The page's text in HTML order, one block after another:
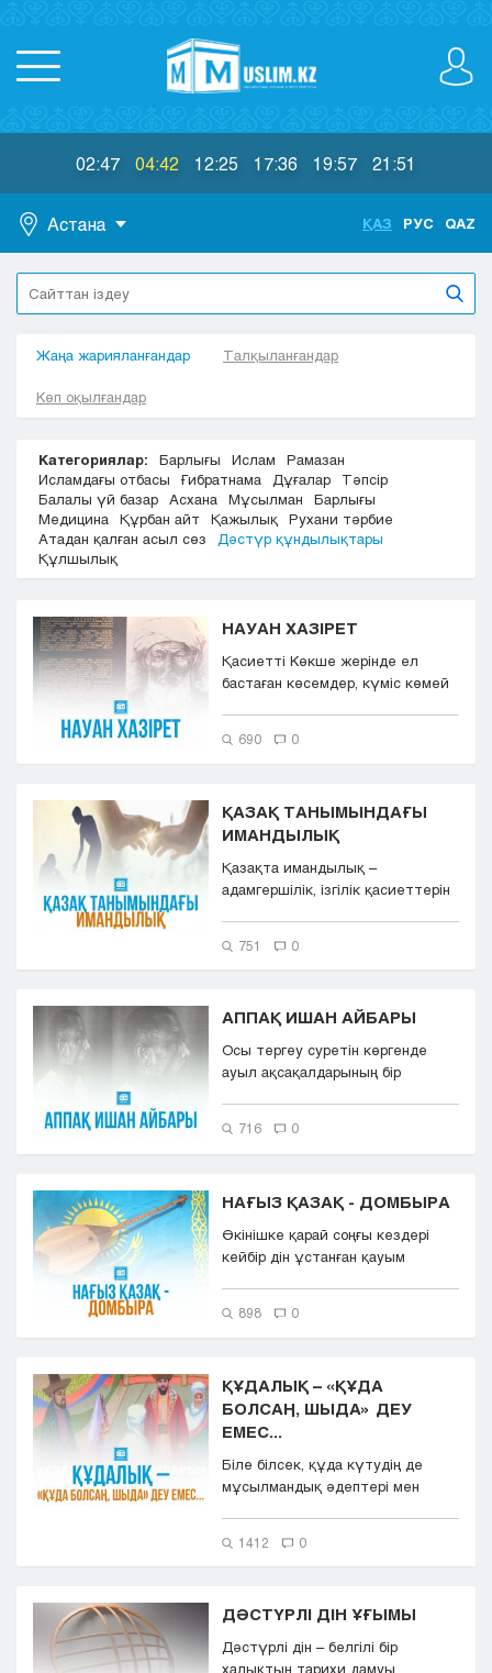
02:47 04:42 12:25 17:36 19:57 21:51
Астана
Астана
Алматы
Актобе
Жезказган
Кокшетау
Костанай
Кызылорда
Павлодар
Петропавловск
Талдыкорган
Тараз
Туркестан
Усть-Каменогорск
ҚАЗ РУС QAZ
Жаңа жарияланғандар Талқыланғандар
Көп оқылғандар
Категориялар: Барлығы Ислам
Рамазан
Исламдағы отбасы
Ғибратнама Дұғалар
Тәпсір
Балалы үй базар
Асхана Мұсылман
Барлығы
Медицина
Құрбан айт Қажылық
Рухани тәрбие
Атадан қалған асыл сөз
Дәстүр құндылықтары
Құлшылық
НАУАН ХАЗІРЕТ
Қасиетті Көкше жерінде ел
бастаған көсемдер, күміс көмей
690 0
ҚАЗАҚ ТАНЫМЫНДАҒЫ
ИМАНДЫЛЫҚ
Қазақта имандылық –
адамгершілік, ізгілік қасиеттерін
751 0
АППАҚ ИШАН АЙБАРЫ
Осы тергеу суретін көргенде
ауыл ақсақалдарының бір
716 0
НАҒЫЗ ҚАЗАҚ - ДОМБЫРА
Өкінішке қарай соңғы кездері
кейбір дін ұстанған қауым
898 0
ҚҰДАЛЫҚ – «ҚҰДА
БОЛСАҢ, ШЫДА» ДЕУ
ЕМЕС...
Біле білсек, құда күтудің де
мұсылмандық әдептері мен
1412 0
ДӘСТҮРЛІ ДІН ҰҒЫМЫ
Дәстүрлі дін – белгілі бір
халықтың тарихи дамуы